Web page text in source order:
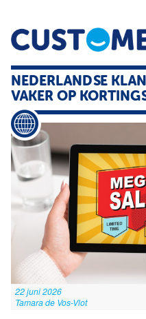
Home Opinie
Service
NEDERLANDSE
VAKER OP
22 juni 2026
Tamara de Vos-Vlot